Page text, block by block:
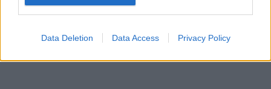
Data Deletion Data Access Privacy Policy